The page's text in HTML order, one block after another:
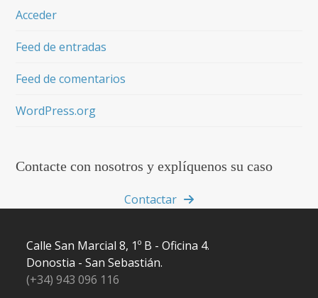
Acceder
Feed de entradas
Feed de comentarios
WordPress.org
Contacte con nosotros y explíquenos su caso
Contactar
Calle San Marcial 8, 1º B - Oficina 4.
Donostia - San Sebastián.
(+34) 943 096 116